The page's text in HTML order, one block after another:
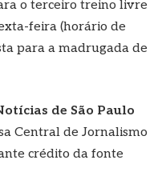
o terceiro treino livre
feira (horário de
para a madrugada de
de São Paulo
Central de Jornalismo
crédito da fonte